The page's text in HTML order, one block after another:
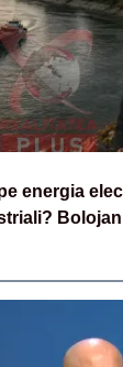
energia